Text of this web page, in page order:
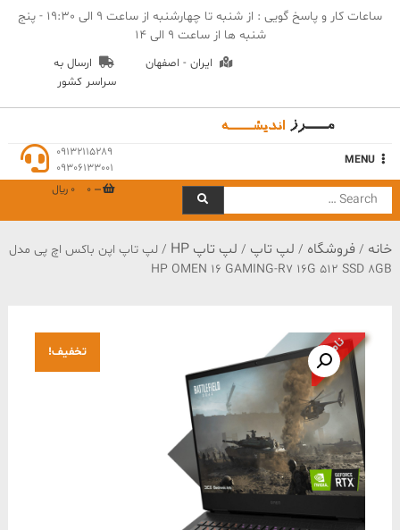
ساعات کار و پاسخ گویی : از شنبه تا چهارشنبه از ساعت 9 الی 19:30 - پنج
شنبه ها از ساعت 9 الی 14
ایران - اصفهان
ارسال به
سراسر کشور
MENU
09132115289
09306133001
Search
for:
0 0 ﷼
خانه / فروشگاه / لپ تاپ / لپ تاپ HP
/ لپ تاپ اپن باکس اچ پی مدل
HP OMEN 16 GAMING-R7 16G 512 SSD 8GB
تخفیف! ناموجود